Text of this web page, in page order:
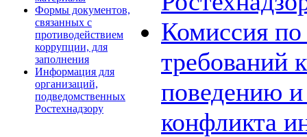
Формы документов,
связанных с
противодействием
коррупции, для
заполнения
Информация для
организаций,
подведомственных
Ростехнадзору
Комиссия
требований
поведению
конфликта